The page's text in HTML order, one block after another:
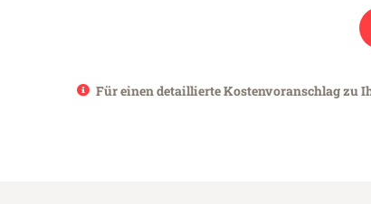
Für einen detaillierte Kostenvoranschlag zu